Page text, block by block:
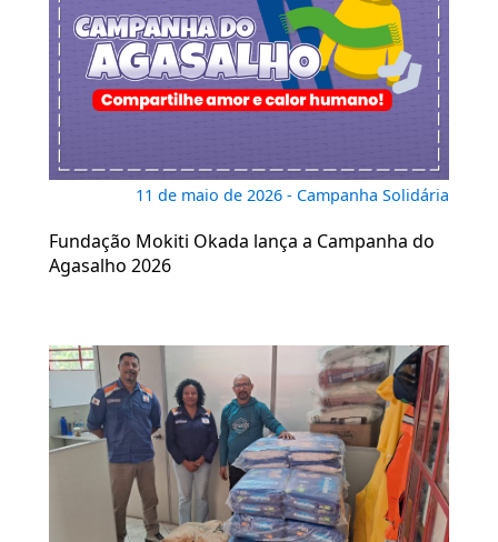
11 de maio de 2026 - Campanha Solidária
Fundação Mokiti Okada lança a Campanha do
Agasalho 2026